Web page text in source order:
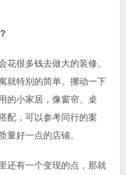
花很多钱去做大的装修。
就特别的简单。挪动一下
的小家居，像窗帘、桌
配，可以参考同行的案
好一点的店铺。
还有一个变现的点，那就